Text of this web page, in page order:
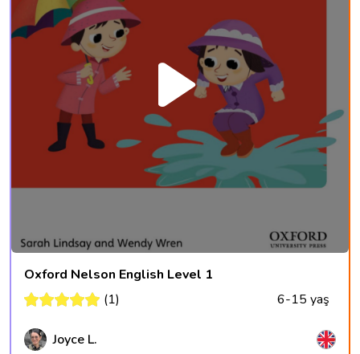
Oxford Nelson English Level 1
(1)
6-15 yaş
Joyce L.